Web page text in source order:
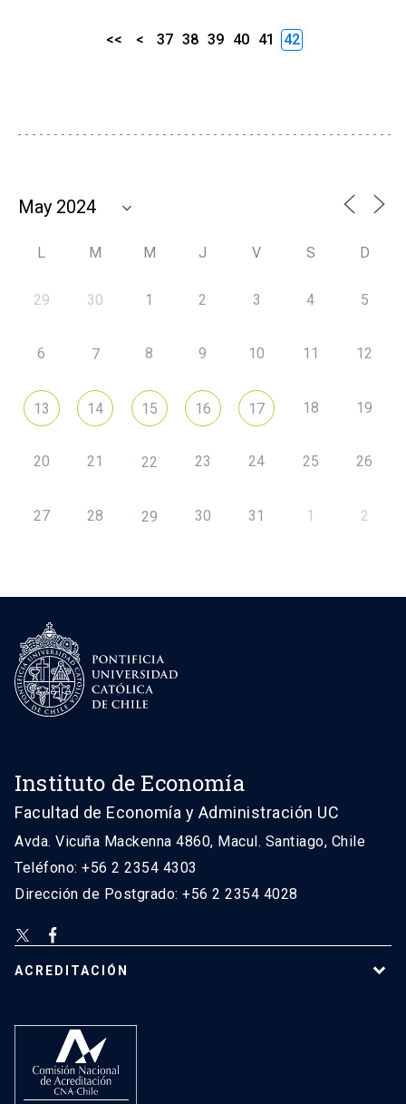
<< < 37 38 39 40 41 42
L M M J V S D
29 30 1 2 3 4 5
6 7 8 9 10 11 12
13 14 15 16 17 18 19
20 21 22 23 24 25 26
27 28 29 30 31 1 2
Instituto de Economía
Facultad de Economía y Administración UC
Avda. Vicuña Mackenna 4860, Macul. Santiago, Chile
Teléfono: +56 2 2354 4303
Dirección de Postgrado: +56 2 2354 4028
ACREDITACIÓN